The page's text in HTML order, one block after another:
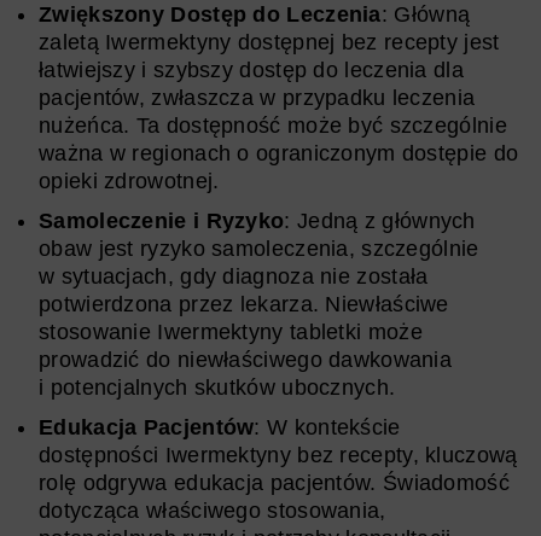
Zwiększony Dostęp do Leczenia: Główną
zaletą Iwermektyny dostępnej bez recepty jest
łatwiejszy i szybszy dostęp do leczenia dla
pacjentów, zwłaszcza w przypadku leczenia
nużeńca. Ta dostępność może być szczególnie
ważna w regionach o ograniczonym dostępie do
opieki zdrowotnej.
Samoleczenie i Ryzyko: Jedną z głównych
obaw jest ryzyko samoleczenia, szczególnie
w sytuacjach, gdy diagnoza nie została
potwierdzona przez lekarza. Niewłaściwe
stosowanie Iwermektyny tabletki może
prowadzić do niewłaściwego dawkowania
i potencjalnych skutków ubocznych.
Edukacja Pacjentów: W kontekście
dostępności Iwermektyny bez recepty, kluczową
rolę odgrywa edukacja pacjentów. Świadomość
dotycząca właściwego stosowania,